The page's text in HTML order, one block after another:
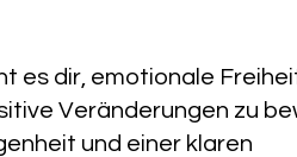
es dir, emotionale
Veränderungen zu
und einer klaren